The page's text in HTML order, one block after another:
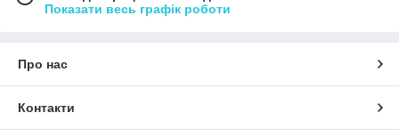
Показати весь графік роботи
Про нас
Контакти